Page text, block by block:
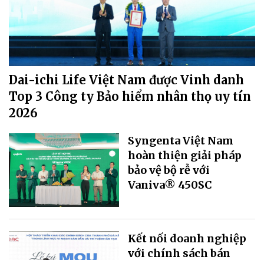
Dai-ichi Life Việt Nam được Vinh danh
Top 3 Công ty Bảo hiểm nhân thọ uy tín
2026
Syngenta Việt Nam
hoàn thiện giải pháp
bảo vệ bộ rễ với
Vaniva® 450SC
Kết nối doanh nghiệp
với chính sách bán